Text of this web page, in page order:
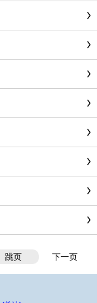
跳页 下一页